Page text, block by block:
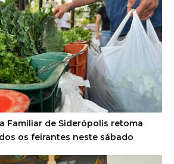
Familiar de Siderópolis retoma
os feirantes neste sábado